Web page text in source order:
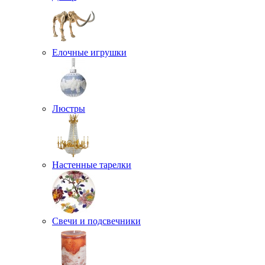
Елочные игрушки
Люстры
Настенные тарелки
Свечи и подсвечники